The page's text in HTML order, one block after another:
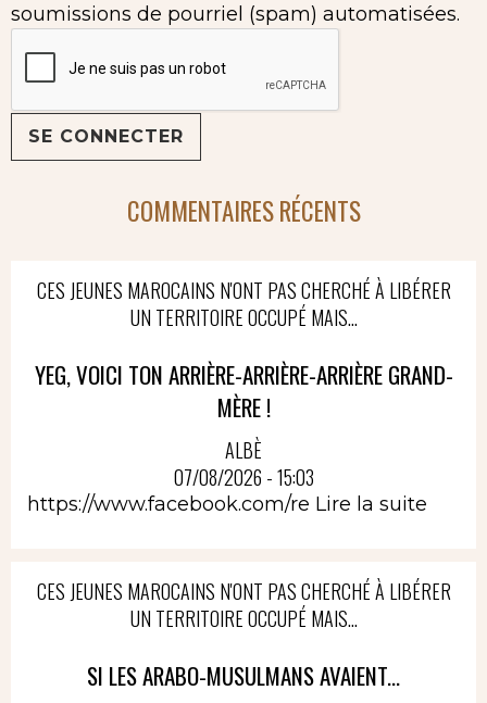
soumissions de pourriel (spam) automatisées.
COMMENTAIRES RÉCENTS
CES JEUNES MAROCAINS N'ONT PAS CHERCHÉ À LIBÉRER
UN TERRITOIRE OCCUPÉ MAIS...
YEG, VOICI TON ARRIÈRE-ARRIÈRE-ARRIÈRE GRAND-
MÈRE !
ALBÈ
07/08/2026 - 15:03
https://www.facebook.com/re Lire la suite
CES JEUNES MAROCAINS N'ONT PAS CHERCHÉ À LIBÉRER
UN TERRITOIRE OCCUPÉ MAIS...
SI LES ARABO-MUSULMANS AVAIENT...